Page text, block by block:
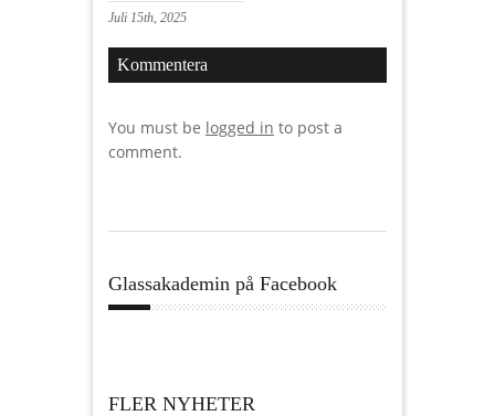
Juli 15th, 2025
Kommentera
You must be logged in to post a
comment.
Glassakademin på Facebook
FLER NYHETER